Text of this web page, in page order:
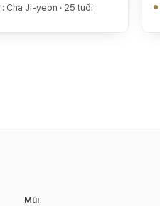
: Cha Ji-yeon · 25 tuổi
Mũi